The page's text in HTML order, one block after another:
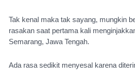
Tak kenal maka tak sayang, mungkin
rasakan saat pertama kali
Semarang, Jawa Tengah.
Ada rasa sedikit menyesal karena